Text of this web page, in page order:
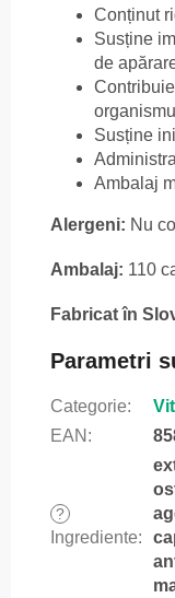
Conținut
Susține
de
Susține
Ambalaj
Alergeni: Nu
Ambalaj: 110
Fabricat în
Parametri
Categorie:
EAN :
?
Ingrediente: